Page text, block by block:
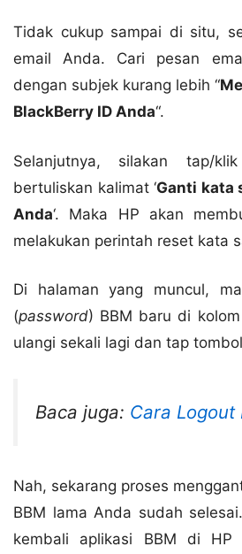
Tidak cukup sampai di situ,
email Anda. Cari pesan
dengan subjek kurang lebih “
BlackBerry ID Anda“.
Selanjutnya, silakan tap/
bertuliskan kalimat ‘Ganti kata
Anda‘. Maka HP akan
melakukan perintah reset kata
Di halaman yang muncul,
(password) BBM baru di kolom
ulangi sekali lagi dan tap
Baca juga: Cara Logout
Nah, sekarang proses
BBM lama Anda sudah
kembali aplikasi BBM di